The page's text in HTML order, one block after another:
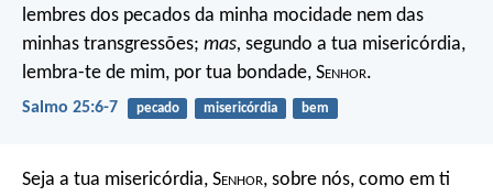
lembres dos pecados da minha mocidade nem das
minhas transgressões; mas, segundo a tua misericórdia,
lembra-te de mim, por tua bondade, Senhor.
Salmo 25:6-7 pecado misericórdia bem
Seja a tua misericórdia, Senhor, sobre nós, como em ti